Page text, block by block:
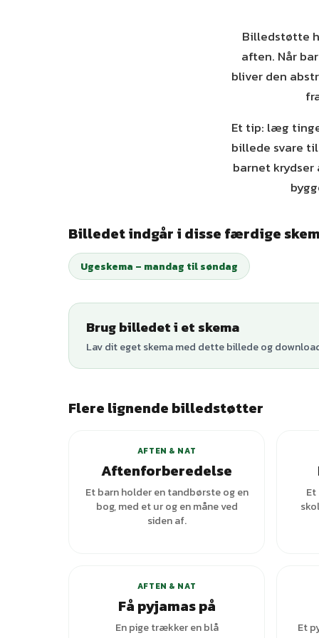
Billedstøtte
aften. Når
bliver den
Et tip: læg
billede svare
barnet krydser
Billedet indgår i disse færdige
Ugeskema – mandag til søndag
Brug billedet i et skema
Lav dit eget skema med dette billede og
Flere lignende billedstøtter
AFTEN & NAT
Aftenforberedelse
Et barn holder en tandbørste og en
bog, med et ur og en måne ved
siden af.
AFTEN & NAT
Få pyjamas på
En pige trækker en blå
Et